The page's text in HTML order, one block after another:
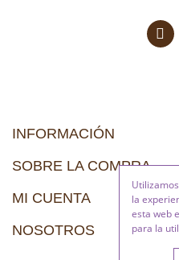
la
esta web
para la
INFORMACIÓN
SOBRE LA COMPRA
MI CUENTA
NOSOTROS